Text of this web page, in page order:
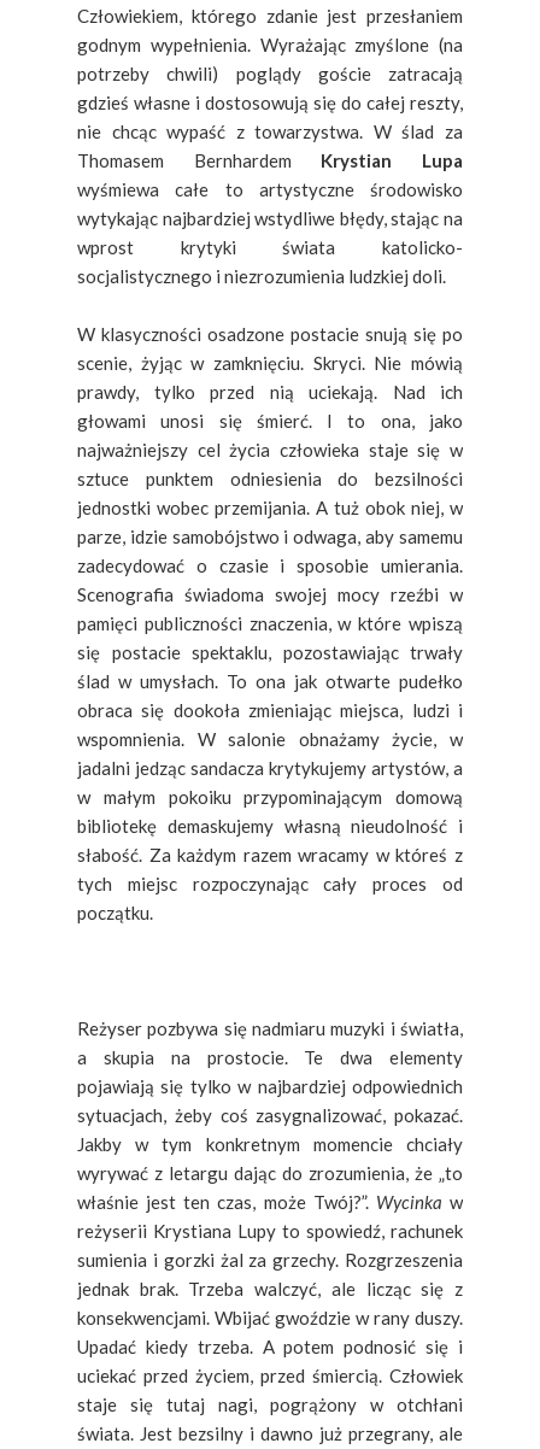
Człowiekiem, którego zdanie jest przesłaniem
godnym wypełnienia. Wyrażając zmyślone (na
potrzeby chwili) poglądy goście zatracają
gdzieś własne i dostosowują się do całej reszty,
nie chcąc wypaść z towarzystwa. W ślad za
Thomasem Bernhardem Krystian Lupa
wyśmiewa całe to artystyczne środowisko
wytykając najbardziej wstydliwe błędy, stając na
wprost krytyki świata katolicko-
socjalistycznego i niezrozumienia ludzkiej doli.
W klasyczności osadzone postacie snują się po
scenie, żyjąc w zamknięciu. Skryci. Nie mówią
prawdy, tylko przed nią uciekają. Nad ich
głowami unosi się śmierć. I to ona, jako
najważniejszy cel życia człowieka staje się w
sztuce punktem odniesienia do bezsilności
jednostki wobec przemijania. A tuż obok niej, w
parze, idzie samobójstwo i odwaga, aby samemu
zadecydować o czasie i sposobie umierania.
Scenografia świadoma swojej mocy rzeźbi w
pamięci publiczności znaczenia, w które wpiszą
się postacie spektaklu, pozostawiając trwały
ślad w umysłach. To ona jak otwarte pudełko
obraca się dookoła zmieniając miejsca, ludzi i
wspomnienia. W salonie obnażamy życie, w
jadalni jedząc sandacza krytykujemy artystów, a
w małym pokoiku przypominającym domową
bibliotekę demaskujemy własną nieudolność i
słabość. Za każdym razem wracamy w któreś z
tych miejsc rozpoczynając cały proces od
początku.
Reżyser pozbywa się nadmiaru muzyki i światła,
a skupia na prostocie. Te dwa elementy
pojawiają się tylko w najbardziej odpowiednich
sytuacjach, żeby coś zasygnalizować, pokazać.
Jakby w tym konkretnym momencie chciały
wyrywać z letargu dając do zrozumienia, że „to
właśnie jest ten czas, może Twój?”. Wycinka w
reżyserii Krystiana Lupy to spowiedź, rachunek
sumienia i gorzki żal za grzechy. Rozgrzeszenia
jednak brak. Trzeba walczyć, ale licząc się z
konsekwencjami. Wbijać gwoździe w rany duszy.
Upadać kiedy trzeba. A potem podnosić się i
uciekać przed życiem, przed śmiercią. Człowiek
staje się tutaj nagi, pogrążony w otchłani
świata. Jest bezsilny i dawno już przegrany, ale